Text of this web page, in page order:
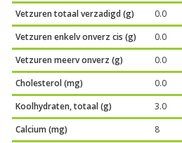
Vetzuren totaal verzadigd (g)
0.0
Vetzuren enkelv onverz cis (g)
0.0
Vetzuren meerv onverz (g)
0.0
Cholesterol (mg)
0.0
Koolhydraten, totaal (g)
3.0
Calcium (mg)
8